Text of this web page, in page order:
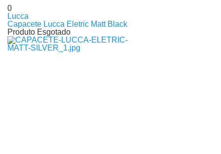
0
Lucca
Capacete Lucca Eletric Matt Black
Produto Esgotado